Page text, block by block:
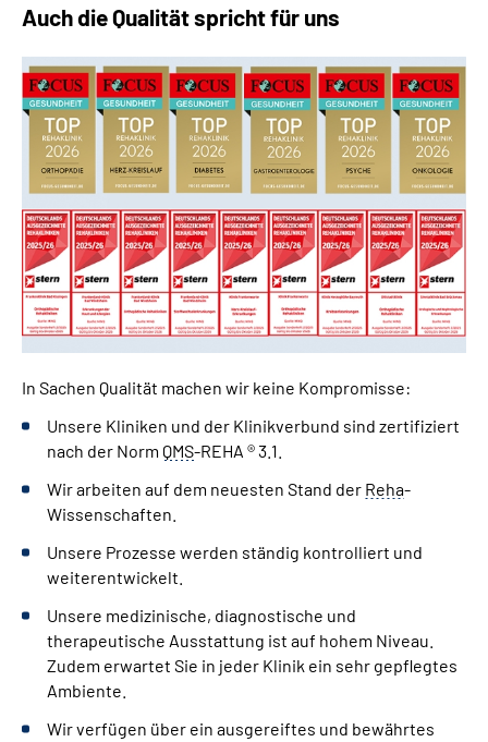
Auch die Qualität spricht für uns
In Sachen Qualität machen wir keine Kompromisse:
Unsere Kliniken und der Klinikverbund sind zertifiziert
nach der Norm QMS-REHA ® 3.1.
Wir arbeiten auf dem neuesten Stand der Reha-
Wissenschaften.
Unsere Prozesse werden ständig kontrolliert und
weiterentwickelt.
Unsere medizinische, diagnostische und
therapeutische Ausstattung ist auf hohem Niveau.
Zudem erwartet Sie in jeder Klinik ein sehr gepflegtes
Ambiente.
Wir verfügen über ein ausgereiftes und bewährtes